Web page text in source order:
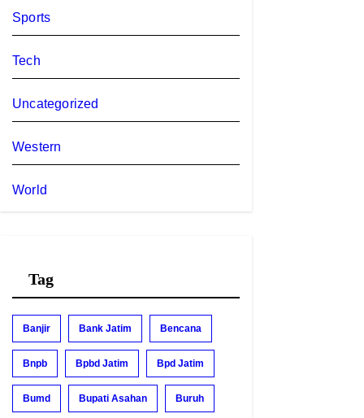
Sports
Tech
Uncategorized
Western
World
Tag
Banjir Bank Jatim Bencana
Bnpb Bpbd Jatim Bpd Jatim
Bumd Bupati Asahan Buruh